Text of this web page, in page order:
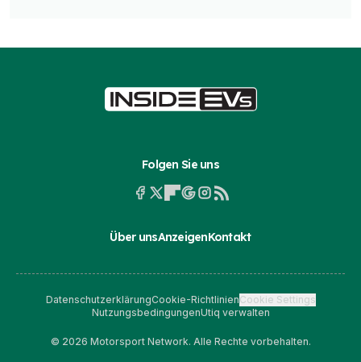
Folgen Sie uns
Über unsAnzeigenKontakt
DatenschutzerklärungCookie-RichtlinienCookie Settings
NutzungsbedingungenUtiq verwalten
© 2026 Motorsport Network. Alle Rechte vorbehalten.